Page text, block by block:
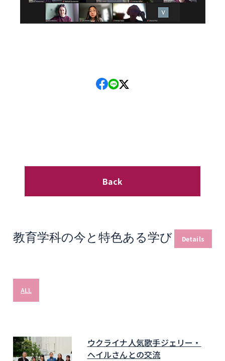
Back
教育学科の今と特色ある学び Details
ALL
ウクライナ人気歌手ジェリー・
ヘイルさんとの交流